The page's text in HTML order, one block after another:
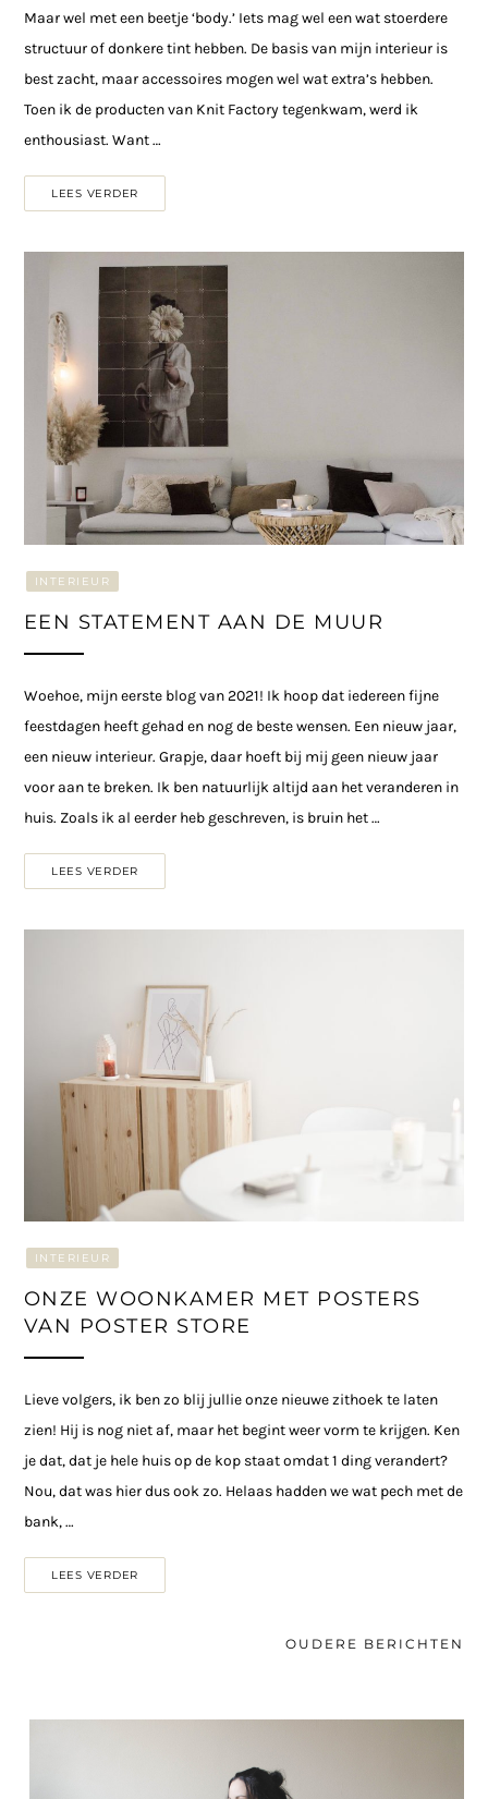
Maar wel met een beetje ‘body.’ Iets mag wel een wat stoerdere
structuur of donkere tint hebben. De basis van mijn interieur is
best zacht, maar accessoires mogen wel wat extra’s hebben.
Toen ik de producten van Knit Factory tegenkwam, werd ik
enthousiast. Want …
LEES VERDER
INTERIEUR
EEN STATEMENT AAN DE MUUR
Woehoe, mijn eerste blog van 2021! Ik hoop dat iedereen fijne
feestdagen heeft gehad en nog de beste wensen. Een nieuw jaar,
een nieuw interieur. Grapje, daar hoeft bij mij geen nieuw jaar
voor aan te breken. Ik ben natuurlijk altijd aan het veranderen in
huis. Zoals ik al eerder heb geschreven, is bruin het …
LEES VERDER
INTERIEUR
ONZE WOONKAMER MET POSTERS
VAN POSTER STORE
Lieve volgers, ik ben zo blij jullie onze nieuwe zithoek te laten
zien! Hij is nog niet af, maar het begint weer vorm te krijgen. Ken
je dat, dat je hele huis op de kop staat omdat 1 ding verandert?
Nou, dat was hier dus ook zo. Helaas hadden we wat pech met de
bank, …
LEES VERDER
OUDERE BERICHTEN